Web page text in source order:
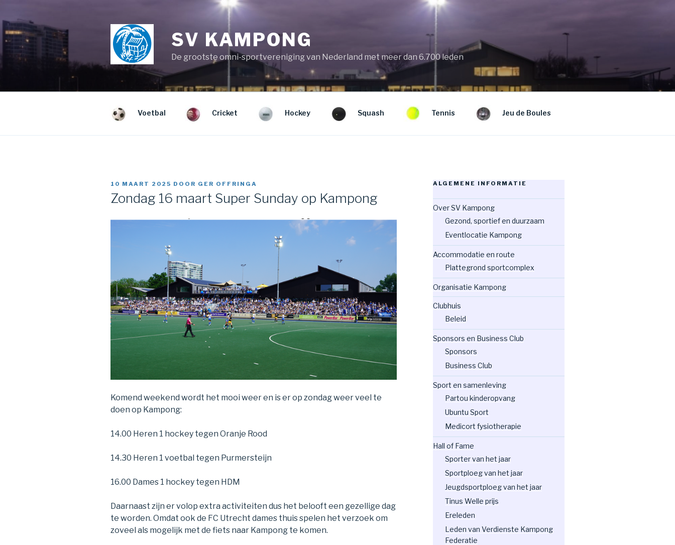
inhoud
springen
SV KAMPONG
De grootste omni-sportvereniging van Nederland met meer dan 6.700 leden
Voetbal Cricket Hockey Squash Tennis Jeu de Boules
GEPLAATST
10 MAART 2025 DOOR GER OFFRINGA
Zondag 16 maart Super Sunday op Kampong
Komend weekend wordt het mooi weer en is er op zondag weer veel te
doen op Kampong:
14.00 Heren 1 hockey tegen Oranje Rood
14.30 Heren 1 voetbal tegen Purmersteijn
16.00 Dames 1 hockey tegen HDM
Daarnaast zijn er volop extra activiteiten dus het belooft een gezellige dag
te worden. Omdat ook de FC Utrecht dames thuis spelen het verzoek om
zoveel als mogelijk met de fiets naar Kampong te komen.
ALGEMENE INFORMATIE
Over SV Kampong
Gezond, sportief en duurzaam
Eventlocatie Kampong
Accommodatie en route
Plattegrond sportcomplex
Organisatie Kampong
Clubhuis
Beleid
Sponsors en Business Club
Sponsors
Business Club
Sport en samenleving
Partou kinderopvang
Ubuntu Sport
Medicort fysiotherapie
Hall of Fame
Sporter van het jaar
Sportploeg van het jaar
Jeugdsportploeg van het jaar
Tinus Welle prijs
Ereleden
Leden van Verdienste Kampong
Federatie